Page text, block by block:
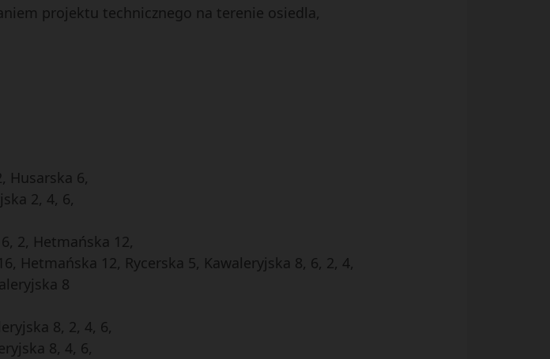
projektu technicznego na terenie osiedla,
Husarska 6,
2, 4, 6,
2, Hetmańska 12,
Hetmańska 12, Rycerska 5, Kawaleryjska 8, 6, 2, 4,
8
8, 2, 4, 6,
8, 4, 6,